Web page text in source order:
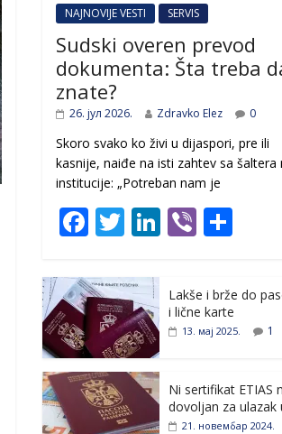
NAJNOVIJE VESTI SERVIS
Sudski overen prevod
dokumenta: Šta treba
znate?
26. јул 2026. Zdravko Elez 0
Skoro svako ko živi u dijaspori, pre ili
kasnije, naiđe na isti zahtev sa šaltera
institucije: „Potreban nam je
F
e
b
o
o
k
T
itt
er
Li
e
dI
Vi
er ar
e
Lakše i brže do
i lične karte
13. мај 2025. 1
Ni sertifikat ETIAS
dovoljan za ulazak
21. новембар 2024.